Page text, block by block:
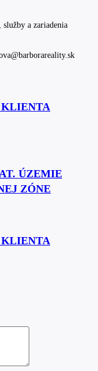
a zariadenia
ÚZEMIE
ZÓNE